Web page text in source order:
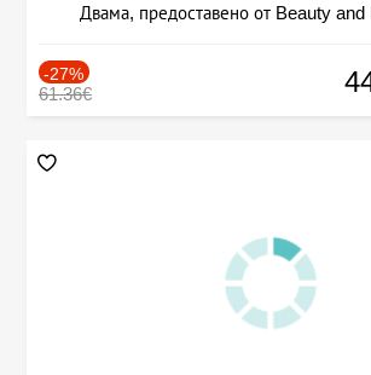
Двама, предоставено от Beauty
-27%
61.36€